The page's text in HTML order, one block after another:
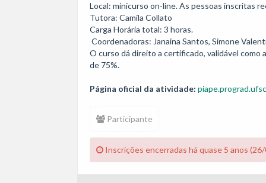
Local: minicurso on-line. As pessoas inscritas
Tutora: Camila Collato
Carga Horária total: 3 horas.
O curso dá direito a certificado, validável como
de 75%.
Página oficial da atividade:
Participante
Inscrições encerradas há quase 5 anos